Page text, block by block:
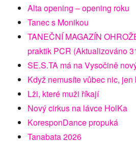
Alta opening – opening roku
Tanec s Monikou
TANEČNÍ MAGAZÍN
praktik PCR (Aktualizováno
SE.S.TA má na Vysočině
Když nemusíte vůbec nic, jen
Lži, které muži říkají
Nový cirkus na lávce HolKa
KoresponDance propuká
Tanabata 2026